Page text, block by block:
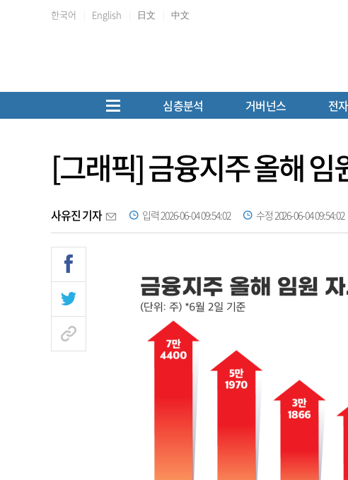
한국어 English 日文 中文
심층분석 거버넌스 전자
[그래픽] 금융지주 올해 임
사유진 기자 입력 2026-06-04 09:54:02 수정 2026-06-04 09:54:02